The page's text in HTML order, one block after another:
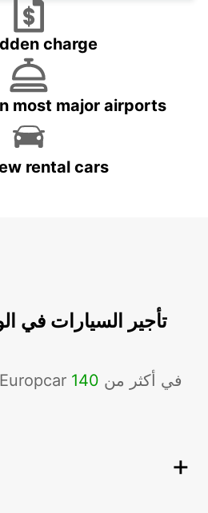
charge
most major airports
rental cars
تأجير السيارات في
موقعًا لشركة Europcar في أكثر من 140